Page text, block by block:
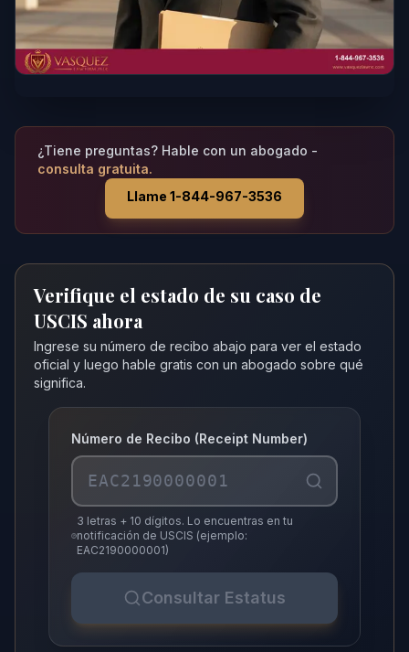
¿Tiene preguntas? Hable con un abogado -
consulta gratuita.
Llame 1-844-967-3536
Verifique el estado de su caso de
USCIS ahora
Ingrese su número de recibo abajo para ver el estado
oficial y luego hable gratis con un abogado sobre qué
significa.
Número de Recibo (Receipt Number)
3 letras + 10 dígitos. Lo encuentras en tu
notificación de USCIS (ejemplo:
EAC2190000001)
Consultar Estatus